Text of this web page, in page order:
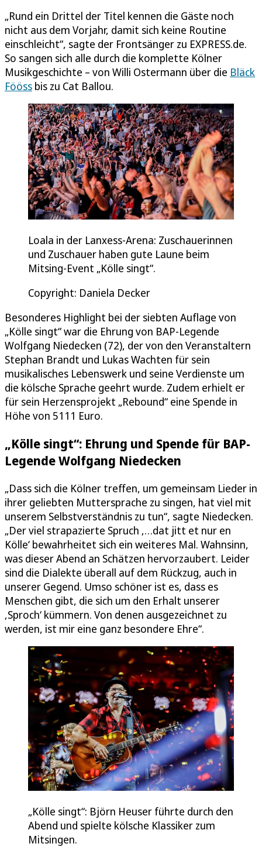
„Rund ein Drittel der Titel kennen die Gäste noch
nicht aus dem Vorjahr, damit sich keine Routine
einschleicht“, sagte der Frontsänger zu EXPRESS.de.
So sangen sich alle durch die komplette Kölner
Musikgeschichte – von Willi Ostermann über die Bläck
Fööss bis zu Cat Ballou.
Loala in der Lanxess-Arena: Zuschauerinnen
und Zuschauer haben gute Laune beim
Mitsing-Event „Kölle singt“.
Copyright: Daniela Decker
Besonderes Highlight bei der siebten Auflage von
„Kölle singt“ war die Ehrung von BAP-Legende
Wolfgang Niedecken (72), der von den Veranstaltern
Stephan Brandt und Lukas Wachten für sein
musikalisches Lebenswerk und seine Verdienste um
die kölsche Sprache geehrt wurde. Zudem erhielt er
für sein Herzensprojekt „Rebound“ eine Spende in
Höhe von 5111 Euro.
„Kölle singt“: Ehrung und Spende für BAP-
Legende Wolfgang Niedecken
„Dass sich die Kölner treffen, um gemeinsam Lieder in
ihrer geliebten Muttersprache zu singen, hat viel mit
unserem Selbstverständnis zu tun“, sagte Niedecken.
„Der viel strapazierte Spruch ‚…dat jitt et nur en
Kölle‘ bewahrheitet sich ein weiteres Mal. Wahnsinn,
was dieser Abend an Schätzen hervorzaubert. Leider
sind die Dialekte überall auf dem Rückzug, auch in
unserer Gegend. Umso schöner ist es, dass es
Menschen gibt, die sich um den Erhalt unserer
‚Sproch‘ kümmern. Von denen ausgezeichnet zu
werden, ist mir eine ganz besondere Ehre“.
„Kölle singt“: Björn Heuser führte durch den
Abend und spielte kölsche Klassiker zum
Mitsingen.